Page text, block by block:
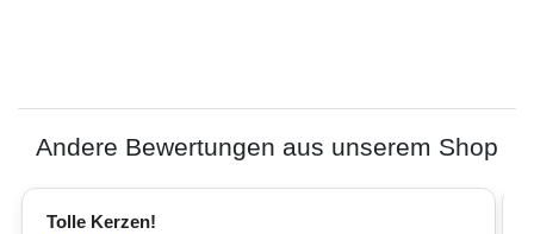
Andere Bewertungen aus unserem Shop
Tolle Kerzen!